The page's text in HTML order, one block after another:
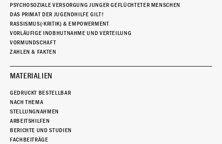
PSYCHOSOZIALE VERSORGUNG JUNGER GEFLÜCHTETER MENSCHEN
DAS PRIMAT DER JUGENDHILFE GILT!
RASSISMUS(-KRITIK) & EMPOWERMENT
VORLÄUFIGE INOBHUTNAHME UND VERTEILUNG
VORMUNDSCHAFT
ZAHLEN & FAKTEN
MATERIALIEN
GEDRUCKT BESTELLBAR
NACH THEMA
STELLUNGNAHMEN
ARBEITSHILFEN
BERICHTE UND STUDIEN
FACHBEITRÄGE